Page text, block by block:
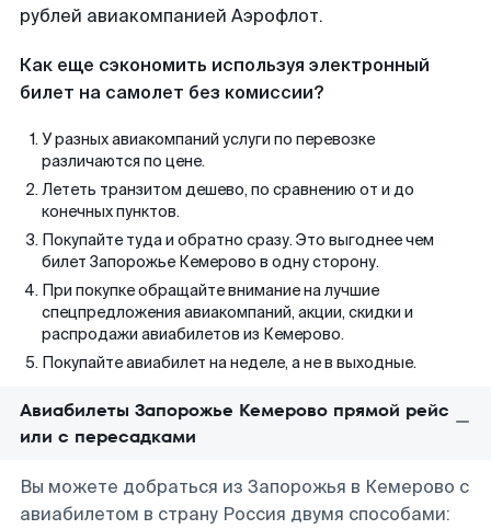
рублей авиакомпанией Аэрофлот.
Как еще сэкономить используя электронный
билет на самолет без комиссии?
У разных авиакомпаний услуги по перевозке
различаются по цене.
Лететь транзитом дешево, по сравнению от и до
конечных пунктов.
Покупайте туда и обратно сразу. Это выгоднее чем
билет Запорожье Кемерово в одну сторону.
При покупке обращайте внимание на лучшие
спецпредложения авиакомпаний, акции, скидки и
распродажи авиабилетов из Кемерово.
Покупайте авиабилет на неделе, а не в выходные.
Авиабилеты Запорожье Кемерово прямой рейс
или с пересадками
Вы можете добраться из Запорожья в Кемерово с
авиабилетом в страну Россия двумя способами: